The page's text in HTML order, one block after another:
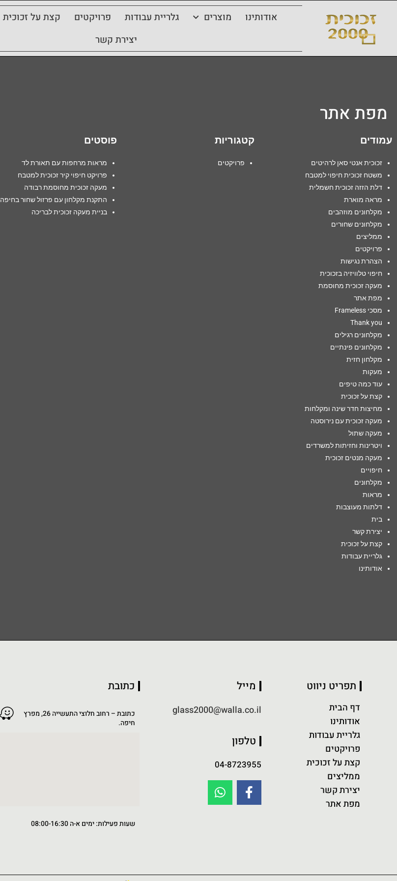
אודותינו מוצרים גלריית עבודות פרויקטים קצת על זכוכית
יצירת קשר
מפת אתר
עמודים
זכוכית אנטי סאן לרהיטים
משטח זכוכית חיפוי למטבח
דלת הזזה זכוכית חשמלית
מראה מוארת
מקלחונים מוזהבים
מקלחונים שחורים
ממליצים
פרויקטים
הצהרת נגישות
חיפוי טלוויזיה בזכוכית
מעקה זכוכית מחוסמת
מפת אתר
מסכי Frameless
Thank you
מקלחונים רגילים
מקלחונים פינתיים
מקלחון חזית
מעקות
עוד כמה טיפים
קצת על זכוכית
מחיצות חדר שינה ומקלחות
מעקה זכוכית עם נירוסטה
מעקה שתול​
ויטרינות וחזיתות למשרדים
מעקה מנטים זכוכית
חיפויים
מקלחונים
מראות
דלתות מעוצבות
בית
יצירת קשר
קצת על זכוכית
גלריית עבודות
אודותינו
קטגוריות
פרויקטים
פוסטים
מראות מרחפות עם תאורת לד
פרויקט חיפוי קיר זכוכית למטבח
מעקה זכוכית מחוסמת רבודה
התקנת מקלחון עם פרזול שחור בחיפה
בניית מעקה זכוכית לבריכה
תפריט ניווט
דף הבית
אודותינו
גלריית עבודות
פרויקטים
קצת על זכוכית
ממליצים
יצירת קשר
מפת אתר
מייל
glass2000@walla.co.il
טלפון
04-8723955
כתובת
כתובת – רחוב חלוצי התעשייה 26, מפרץ
חיפה.
שעות פעילות: ימים א-ה 08:00-16:30